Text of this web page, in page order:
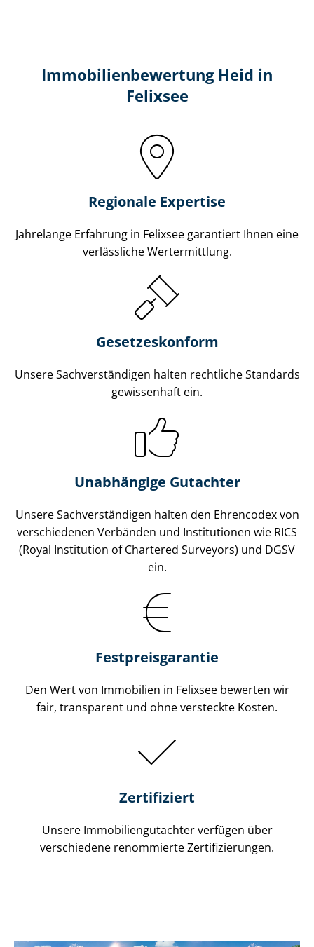
Immobilien­bewertung Heid in
Felixsee
Regionale Expertise
Jahrelange Erfahrung in Felixsee garantiert Ihnen eine
verlässliche Wertermittlung.
Gesetzes­konform
Unsere Sach­ver­stän­di­gen halten rechtliche Standards
gewissenhaft ein.
Unabhängige Gutachter
Unsere Sach­ver­stän­di­gen halten den Ehrencodex von
verschiedenen Verbänden und Institutionen wie RICS
(Royal Institution of Chartered Surveyors) und DGSV
ein.
Festpreis​garantie
Den Wert von Immobilien in Felixsee bewerten wir
fair, transparent und ohne versteckte Kosten.
Zertifiziert
Unsere Immobilien­gutachter verfügen über
verschiedene renommierte Zer­ti­fi­zie­run­gen.